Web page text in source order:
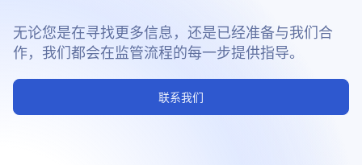
无论您是在寻找更多信息，还是已经准备与我们合
作，我们都会在监管流程的每一步提供指导。
联系我们